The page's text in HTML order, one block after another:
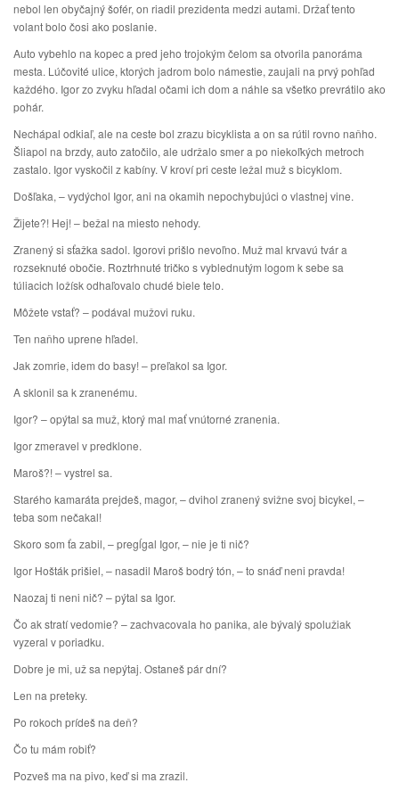
nebol len obyčajný šofér, on riadil prezidenta medzi autami. Držať tento
volant bolo čosi ako poslanie.
Auto vybehlo na kopec a pred jeho trojokým čelom sa otvorila panoráma
mesta. Lúčovité ulice, ktorých jadrom bolo námestie, zaujali na prvý pohľad
každého. Igor zo zvyku hľadal očami ich dom a náhle sa všetko prevrátilo ako
pohár.
Nechápal odkiaľ, ale na ceste bol zrazu bicyklista a on sa rútil rovno naňho.
Šliapol na brzdy, auto zatočilo, ale udržalo smer a po niekoľkých metroch
zastalo. Igor vyskočil z kabíny. V kroví pri ceste ležal muž s bicyklom.
Došľaka, – vydýchol Igor, ani na okamih nepochybujúci o vlastnej vine.
Žijete?! Hej! – bežal na miesto nehody.
Zranený si sťažka sadol. Igorovi prišlo nevoľno. Muž mal krvavú tvár a
rozseknuté obočie. Roztrhnuté tričko s vyblednutým logom k sebe sa
túliacich ložísk odhaľovalo chudé biele telo.
Môžete vstať? – podával mužovi ruku.
Ten naňho uprene hľadel.
Jak zomrie, idem do basy! – preľakol sa Igor.
A sklonil sa k zranenému.
Igor? – opýtal sa muž, ktorý mal mať vnútorné zranenia.
Igor zmeravel v predklone.
Maroš?! – vystrel sa.
Starého kamaráta prejdeš, magor, – dvihol zranený svižne svoj bicykel, –
teba som nečakal!
Skoro som ťa zabil, – pregĺgal Igor, – nie je ti nič?
Igor Hošták prišiel, – nasadil Maroš bodrý tón, – to snáď neni pravda!
Naozaj ti neni nič? – pýtal sa Igor.
Čo ak stratí vedomie? – zachvacovala ho panika, ale bývalý spolužiak
vyzeral v poriadku.
Dobre je mi, už sa nepýtaj. Ostaneš pár dní?
Len na preteky.
Po rokoch prídeš na deň?
Čo tu mám robiť?
Pozveš ma na pivo, keď si ma zrazil.